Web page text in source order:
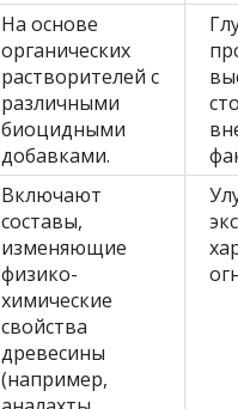
На основе
органических
растворителей с
различными
биоцидными
добавками.
Включают
составы,
изменяющие
физико-
химические
свойства
древесины
(например,